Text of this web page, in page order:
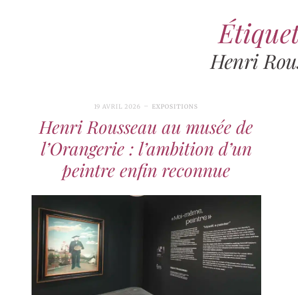
Henri
19 AVRIL 2026 EXPOSITIONS
Henri Rousseau au musée de
l’Orangerie : l’ambition d’un
peintre enfin reconnue